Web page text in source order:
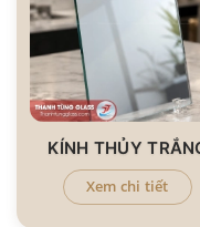
KÍNH THỦY
Xem chi tiết